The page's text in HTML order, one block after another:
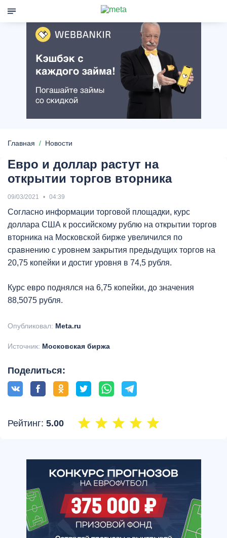
Главная Новости
Евро и доллар растут на
открытии торгов вторника
09/03/2021 04:39
Согласно информации торговой площадки, курс
доллара США к российскому рублю на открытии торгов
вторника на Московской бирже увеличился по
сравнению с уровнем закрытия предыдущих торгов на
20,75 копейки и достиг уровня в 74,5 рубля.
Курс евро поднялся на 6,75 копейки, до значения
88,5075 рубля.
Опубликовал: Meta.ru
Источник: Московская биржа
Поделиться:
Рейтинг: 5.00